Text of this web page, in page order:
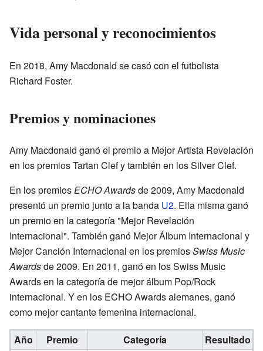
Vida personal y reconocimientos
En 2018, Amy Macdonald se casó con el futbolista
Richard Foster.
Premios y nominaciones
Amy Macdonald ganó el premio a Mejor Artista Revelación
en los premios Tartan Clef y también en los Silver Clef.
En los premios ECHO Awardsde 2009, Amy Macdonald
presentó un premio junto a la banda U2. Ella misma ganó
un premio en la categoría "Mejor Revelación
Internacional". También ganó Mejor Álbum Internacional y
Mejor Canción Internacional en los premiosSwiss Music
Awardsde 2009. En 2011, ganó en los Swiss Music
Awards en la categoría de mejor álbum Pop/Rock
internacional. Y en los ECHO Awards alemanes, ganó
como mejor cantante femenina internacional.
Año Premio Categoría Resultado